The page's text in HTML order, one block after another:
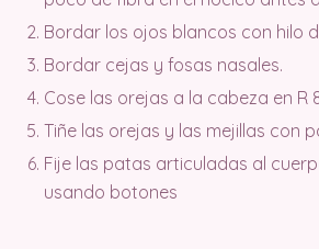
Bordar los ojos blancos con hilo
Bordar cejas y fosas nasales.
Cose las orejas a la cabeza en R
Tiñe las orejas y las mejillas con
Fije las patas articuladas al
usando botones